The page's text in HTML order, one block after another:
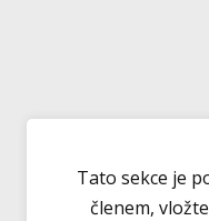
Tato sekce je
členem,